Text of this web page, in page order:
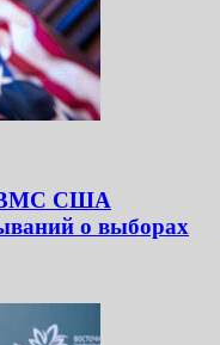
ВМС США
о выборах